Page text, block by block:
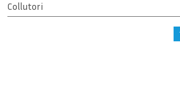
Collutori